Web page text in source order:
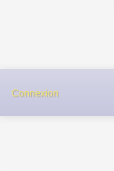
Connexion